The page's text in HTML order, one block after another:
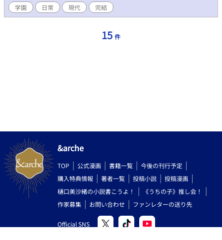
学園
日常 現代 完結
15 件
&arche
TOP 公式漫画 書籍一覧
今後の刊行予定
購入特典情報
著者一覧 投稿小説
投稿漫画
樋口美沙緒の小説書こうよ！
《うちの子》推し会！
作家募集
お問い合わせ ファンレターの送り先
Official SNS